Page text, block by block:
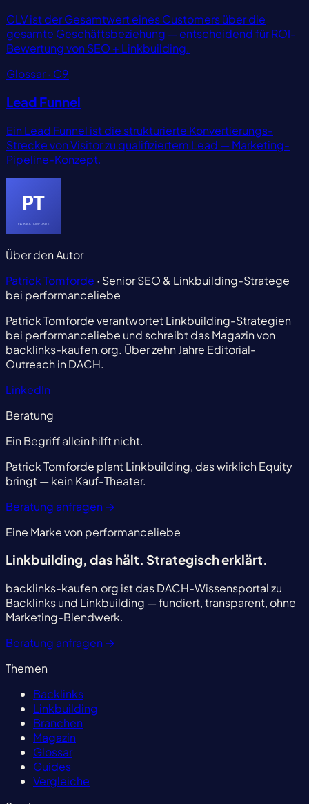
CLV ist der Gesamtwert eines Customers über die
gesamte Geschäftsbeziehung — entscheidend für ROI-
Bewertung von SEO + Linkbuilding.
Glossar · C9
Lead Funnel
Ein Lead Funnel ist die strukturierte Konvertierungs-
Strecke von Visitor zu qualifiziertem Lead — Marketing-
Pipeline-Konzept.
Über den Autor
Patrick Tomforde · Senior SEO & Linkbuilding-Stratege
bei performanceliebe
Patrick Tomforde verantwortet Linkbuilding-Strategien
bei performanceliebe und schreibt das Magazin von
backlinks-kaufen.org. Über zehn Jahre Editorial-
Outreach in DACH.
LinkedIn
Beratung
Ein Begriff allein hilft nicht.
Patrick Tomforde plant Linkbuilding, das wirklich Equity
bringt — kein Kauf-Theater.
Beratung anfragen →
Eine Marke von performanceliebe
Linkbuilding, das hält. Strategisch erklärt.
backlinks-kaufen.org ist das DACH-Wissensportal zu
Backlinks und Linkbuilding — fundiert, transparent, ohne
Marketing-Blendwerk.
Beratung anfragen →
Themen
Backlinks
Linkbuilding
Branchen
Magazin
Glossar
Guides
Vergleiche